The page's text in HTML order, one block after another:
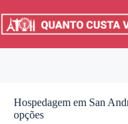
para
Hospedagem em San
opções